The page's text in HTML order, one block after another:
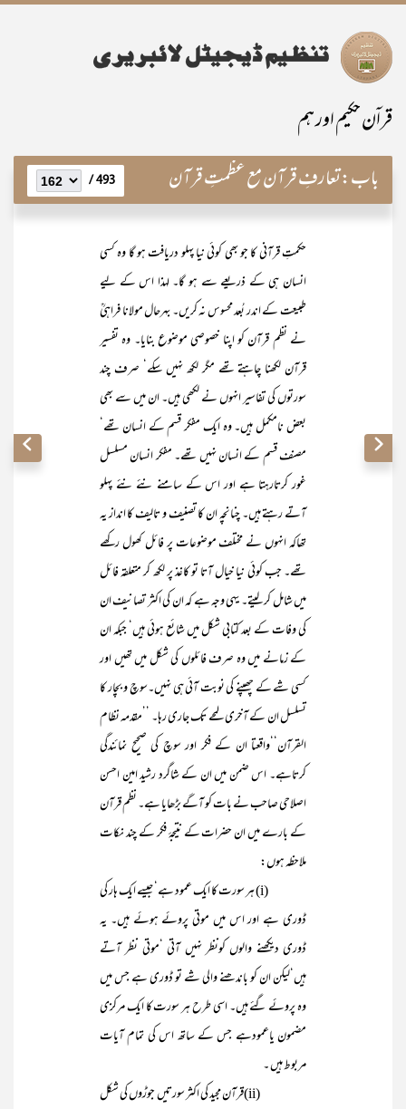
قراۤن حکیم اور ہم
باب:تعارفِ قرآن مع عظمتِ قرآن 493 /
حکمتِ قرآنی کا جو بھی کوئی نیا پہلو دریافت ہو گا وہ کسی
انسان ہی کے ذریعے سے ہو گا۔ لہذا اس کے لیے
طبیعت کے اندر بُعد محسوس نہ کریں۔ بہرحال مولانا فراہیؒ
نے نظم قرآن کو اپنا خصوصی موضوع بنایا۔ وہ تفسیر
قرآن لکھنا چاہتے تھے مگر لکھ نہیں سکے‘ صرف چند
سورتوں کی تفاسیر انہوں نے لکھی ہیں۔ ان میں سے بھی
بعض نامکمل ہیں۔ وہ ایک مفکر قسم کے انسان تھے‘
مصنف قسم کے انسان نہیں تھے۔ مفکر انسان مسلسل
غور کرتارہتا ہے اور اس کے سامنے نئے نئے پہلو
آتے رہتے ہیں۔ چنانچہ ان کا تصنیف و تالیف کا انداز یہ
تھاکہ انہوں نے مختلف موضوعات پر فائل کھول رکھے
تھے۔ جب کوئی نیا خیال آتا تو کاغذ پر لکھ کر متعلقہ فائل
میں شامل کر لیتے۔ یہی وجہ ہے کہ ان کی اکثر تصانیف ان
کی وفات کے بعد کتابی شکل میں شائع ہوئی ہیں‘ جبکہ ان
کے زمانے میں وہ صرف فائلوں کی شکل میں تھیں اور
کسی شے کے چھپنے کی نوبت آئی ہی نہیں۔سوچ و بچار کا
تسلسل ان کے آخری لمحے تک جاری رہا۔ ’’مقدمہ نظام
القرآن‘‘واقعتا ان کے فکر اور سوچ کی صحیح نمائندگی
کرتاہے۔ اس ضمن میں ان کے شاگرد رشید امین احسن
اصلاحی صاحب نے بات کو آگے بڑھایا ہے۔ نظم قرآن
کے بارے میں ان حضرات کے نتیجۂ فکر کے چند نکات
ملاحظہ ہوں:
(i) ہر سورت کا ایک عمود ہے‘ جیسے ایک ہار کی
ڈوری ہے اور اس میں موتی پروئے ہوئے ہیں۔ یہ
ڈوری دیکھنے والوں کونظر نہیں آتی ‘موتی نظر آتے
ہیں‘لیکن ان کو باندھنے والی شے تو ڈوری ہے جس میں
وہ پروئے گئے ہیں۔ اسی طرح ہر سورت کا ایک مرکزی
مضمون یاعمودہے جس کے ساتھ اس کی تمام آیات
مربوط ہیں ۔
(ii)قرآن مجید کی اکثر سورتیں جوڑوں کی شکل